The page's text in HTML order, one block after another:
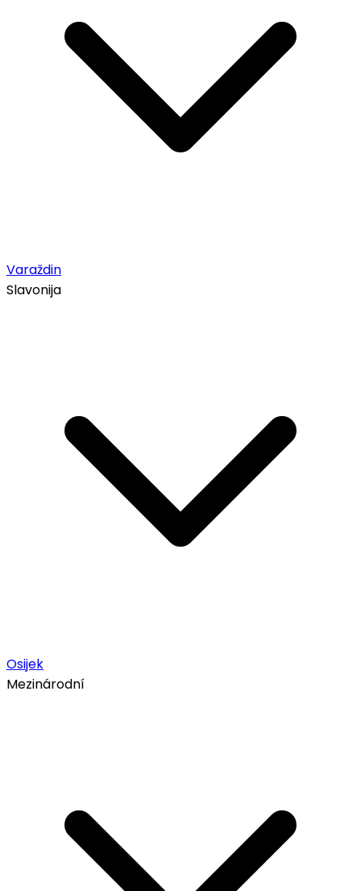
Varaždin
Slavonija
Osijek
Mezinárodní